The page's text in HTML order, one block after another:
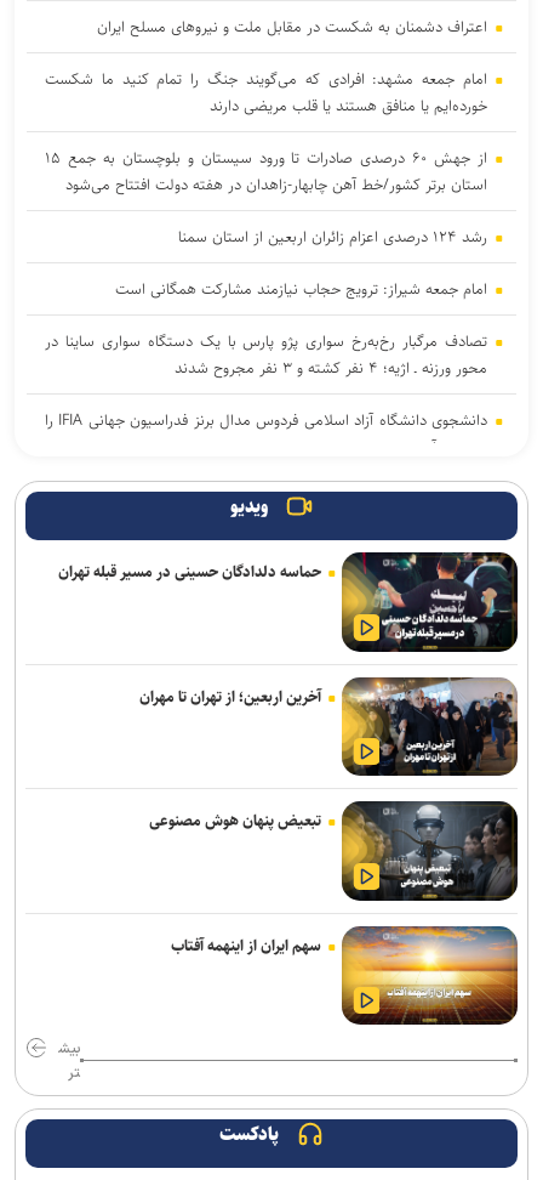
اعتراف دشمنان به شکست در مقابل ملت و نیرو‌های مسلح ایران
امام جمعه مشهد: افرادی که می‌گویند جنگ را تمام کنید ما شکست
خورده‌ایم یا منافق هستند یا قلب مریضی دارند
از جهش ۶۰ درصدی صادرات تا ورود سیستان و بلوچستان به جمع ۱۵
استان برتر کشور/خط آهن چابهار-زاهدان در هفته دولت افتتاح می‌شود
رشد ۱۲۴ درصدی اعزام زائران اربعین از استان سمنا
امام جمعه شیراز: ترویج حجاب نیازمند مشارکت همگانی است
تصادف مرگبار رخ‌به‌رخ سواری پژو پارس با یک دستگاه سواری ساینا در
محور ورزنه ـ اژیه؛ ۴ نفر کشته و ۳ نفر مجروح شدند
دانشجوی دانشگاه آزاد اسلامی فردوس مدال برنز فدراسیون جهانی IFIA را
به‌دست آورد
مهار آتش‌سوزی مراتع هامپوئیل مراغه با تلاش نیروهای امدادی
تعجب می‌کنم از برخی افراد نابخرد در داخل که هنوز می‌گویند با آمریکا
بسازید!
آمریکا در منطقه با بن‌بست راهبردی مواجه شده است/خدمت به مردم و
صرفه‌جویی در مصرف انرژی
امام جمعه اهواز: دشمن دنبال شکستن اجماع میان مردم و مسئولان
است
امام جمعه کرمانشاه: مراسم رحلت پیامبر(ص) و شهادت ائمه اطهار(ع)
باشکوه برگزار شود
مسئولان در مذاکرات رهنمود‌های رهبر معظم انقلاب را مدنظر قرار دهند
نمی‌توان به دشمن اعتماد کرد؛ نقض مکرر تفاهم‌نامه این را ثابت کرد
ملت ایران هیچ‌گاه مرعوب تهدید‌های دشمن نخواهد شد
جاده چالوس یکطرفه شد
امام‌ جمعه کرج: خبرنگاری یک رسالت است، نه صرفاً یک شغل/انتقاد از
کوتاهی در اجرای قانون عفاف و حجاب
ویدیو
حماسه دلدادگان حسینی در مسیر قبله تهران
آخرین اربعین؛ از تهران تا مهران
تبعیض پنهان هوش مصنوعی
سهم ایران از اینهمه آفتاب
بیش
تر
پادکست